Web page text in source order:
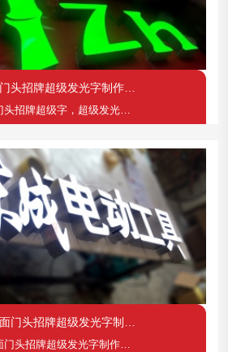
天竹健康生活馆门头招牌超级发光字制作案例
天竹健康生活馆门头招牌超级字，超级发光字制作案例
东城电动工具店面门头招牌超级发光字制作案例
东城电动工具店面门头招牌超级发光字制作案例